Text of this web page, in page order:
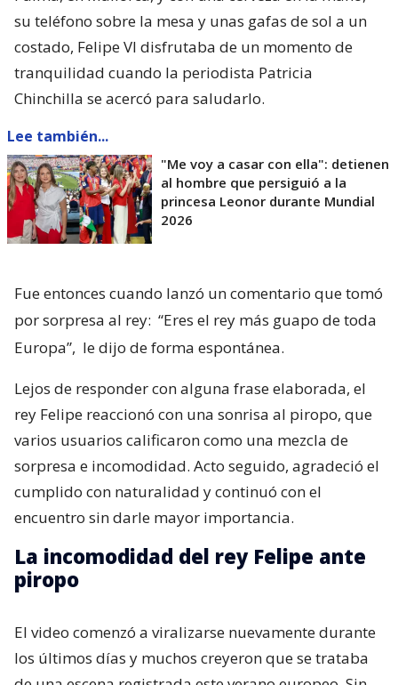
su teléfono sobre la mesa y unas gafas de sol a un
costado, Felipe VI disfrutaba de un momento de
tranquilidad cuando la periodista Patricia
Chinchilla se acercó para saludarlo.
Lee también...
"Me voy a casar con ella": detienen
al hombre que persiguió a la
princesa Leonor durante Mundial
2026
Fue entonces cuando lanzó un comentario que tomó
por sorpresa al rey: “Eres el rey más guapo de toda
Europa”, le dijo de forma espontánea.
Lejos de responder con alguna frase elaborada, el
rey Felipe reaccionó con una sonrisa al piropo, que
varios usuarios calificaron como una mezcla de
sorpresa e incomodidad. Acto seguido, agradeció el
cumplido con naturalidad y continuó con el
encuentro sin darle mayor importancia.
La incomodidad del rey Felipe ante
piropo
El video comenzó a viralizarse nuevamente durante
los últimos días y muchos creyeron que se trataba